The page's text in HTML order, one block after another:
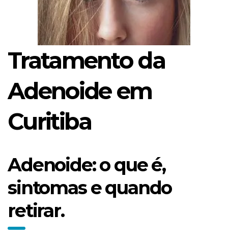
Tratamento da
Adenoide em
Curitiba
Adenoide: o que é,
sintomas e quando
retirar.